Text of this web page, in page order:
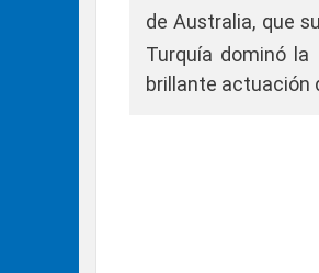
de Australia, que
Turquía dominó
brillante actuación